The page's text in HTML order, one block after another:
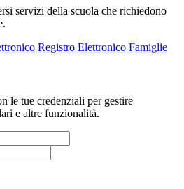
servizi della scuola che richiedono
Registro Elettronico Famiglie
le tue credenziali per gestire
e altre funzionalità.